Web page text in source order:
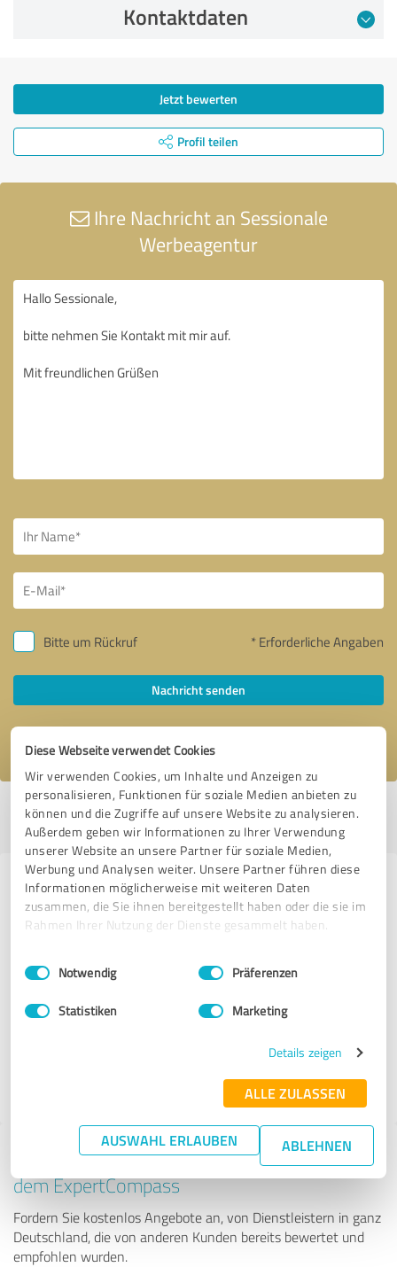
Diese Webseite verwendet Cookies
Wir verwenden Cookies, um Inhalte und Anzeigen zu
personalisieren, Funktionen für soziale Medien anbieten zu
können und die Zugriffe auf unsere Website zu analysieren.
Außerdem geben wir Informationen zu Ihrer Verwendung
unserer Website an unsere Partner für soziale Medien,
Werbung und Analysen weiter. Unsere Partner führen diese
Informationen möglicherweise mit weiteren Daten
zusammen, die Sie ihnen bereitgestellt haben oder die sie im
Rahmen Ihrer Nutzung der Dienste gesammelt haben.
Impressum Datenschutzbestimmungen
Einwilligungsauswahl
Notwendig Präferenzen
Statistiken Marketing
Details zeigen
ALLE ZULASSEN
AUSWAHL ERLAUBEN ABLEHNEN
Kontaktdaten
Jetzt bewerten
Profil teilen
Ihre Nachricht an Sessionale
Werbeagentur
Bitte um Rückruf * Erforderliche Angaben
Nachricht senden
Ich stimme den
Profil aktiv seit 23.01.2023 |Letzte Aktualisierung: 20.07.2026|Profil
melden
Erfahrungen zu weiteren
Anbietern aus dem Bereich Online
Homepage Helden GmbH
Tipp: Die passenden Experten finden - mit
dem ExpertCompass
Fordern Sie kostenlos Angebote an, von Dienstleistern in ganz
Deutschland, die von anderen Kunden bereits bewertet und
empfohlen wurden.